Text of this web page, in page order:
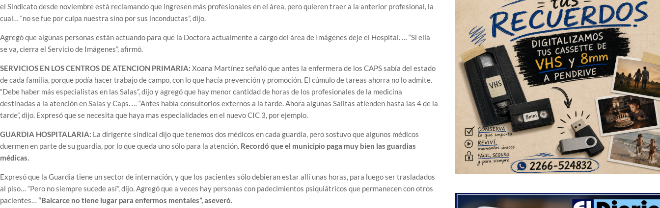
el Sindicato desde noviembre está reclamando que ingresen más profesionales en el área, pero quieren traer a la anterior profesional, la
cual… “no se fue por culpa nuestra sino por sus inconductas”, dijo.
Agregó que algunas personas están actuando para que la Doctora actualmente a cargo del área de Imágenes deje el Hospital. … “Si ella
se va, cierra el Servicio de Imágenes”, afirmó.
SERVICIOS EN LOS CENTROS DE ATENCION PRIMARIA: Xoana Martínez señaló que antes la enfermera de los CAPS sabía del estado
de cada familia, porque podía hacer trabajo de campo, con lo que hacía prevención y promoción. El cúmulo de tareas ahorra no lo admite.
“Debe haber más especialistas en las Salas”, dijo y agregó que hay menor cantidad de horas de los profesionales de la medicina
destinadas a la atención en Salas y Caps. … “Antes había consultorios externos a la tarde. Ahora algunas Salitas atienden hasta las 4 de la
tarde”, dijo. Expresó que se necesita que haya mas especialidades en el nuevo CIC 3, por ejemplo.
GUARDIA HOSPITALARIA: La dirigente sindical dijo que tenemos dos médicos en cada guardia, pero sostuvo que algunos médicos
duermen en parte de su guardia, por lo que queda uno sólo para la atención. Recordó que el municipio paga muy bien las guardias
médicas.
Expresó que la Guardia tiene un sector de internación, y que los pacientes sólo debieran estar allí unas horas, para luego ser trasladados
al piso… “Pero no siempre sucede así”, dijo. Agregó que a veces hay personas con padecimientos psiquiátricos que permanecen con otros
pacientes… “Balcarce no tiene lugar para enfermos mentales”, aseveró.